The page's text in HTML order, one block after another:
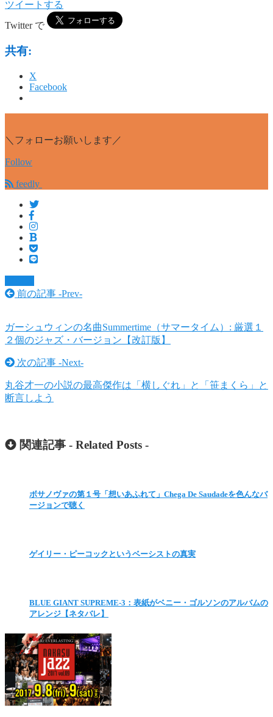
ツイートする
Twitter で
共有:
X
Facebook
＼フォローお願いします／
Follow
feedly
前の記事 -Prev-
ガーシュウィンの名曲Summertime（サマータイム）: 厳選１
２個のジャズ・バージョン【改訂版】
次の記事 -Next-
丸谷才一の小説の最高傑作は「横しぐれ」と「笹まくら」と
断言しよう
関連記事 - Related Posts -
ボサノヴァの第１号「想いあふれて」Chega De Saudadeを色んなバ
ージョンで聴く
ゲイリー・ピーコックというベーシストの真実
BLUE GIANT SUPREME-3：表紙がベニー・ゴルソンのアルバムの
アレンジ【ネタバレ】